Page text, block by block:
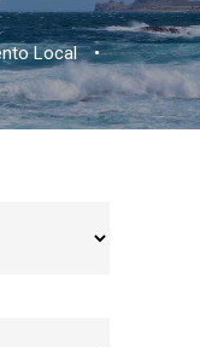
Local •